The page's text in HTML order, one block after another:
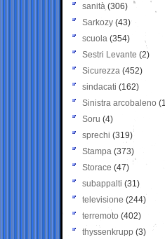
sanità (306)
Sarkozy (43)
scuola (354)
Sestri Levante (2)
Sicurezza (452)
sindacati (162)
Sinistra arcobaleno
Soru (4)
sprechi (319)
Stampa (373)
Storace (47)
subappalti (31)
televisione(244)
terremoto (402)
thyssenkrupp (3)